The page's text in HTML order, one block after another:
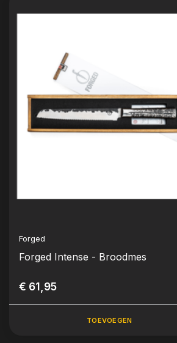
Forged
Forged Intense - Broodmes
€ 61,95
TOEVOEGEN